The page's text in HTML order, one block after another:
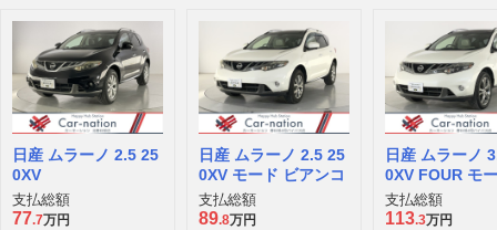
日産 ムラーノ 2.5 25
0XV
支払総額
77.7万円
日産 ムラーノ 2.5 25
0XV モード ビアンコ
支払総額
89.8万円
日産 ムラーノ
0XV FOUR モ
アンコ 4WD
支払総額
113.3万円